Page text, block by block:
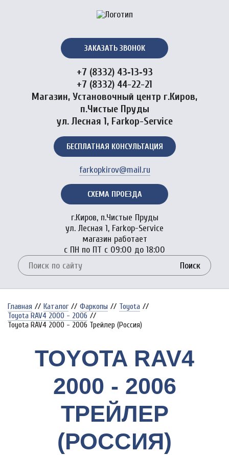
ЗАКАЗАТЬ ЗВОНОК
+7 (8332) 43‑13‑93
+7 (8332) 44-22-21
Магазин, Установочный центр г.Киров,
п.Чистые Пруды
ул. Лесная 1, Farkop-Service
БЕСПЛАТНАЯ КОНСУЛЬТАЦИЯ
farkopkirov@mail.ru
СХЕМА ПРОЕЗДА
г.Киров, п.Чистые Пруды
ул. Лесная 1, Farkop-Service
магазин работает
с ПН по ПТ с 09:00 до 18:00
Поиск
Главная // Каталог // Фаркопы // Toyota //
Toyota RAV4 2000 - 2006 //
Toyota RAV4 2000 - 2006 Трейлер (Россия)
TOYOTA RAV4
2000 - 2006
ТРЕЙЛЕР
(РОССИЯ)